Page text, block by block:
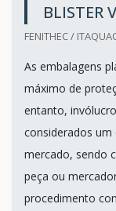
BLISTER
FENITHEC /
As embalagens
máximo de
entanto,
considerados um
mercado, sendo
peça ou
procedimento